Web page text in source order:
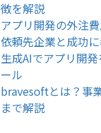
徴を解説
アプリ開発の外注
依頼先企業と成功
生成AIでアプリ開
ール
bravesoftとは？事
まで解説